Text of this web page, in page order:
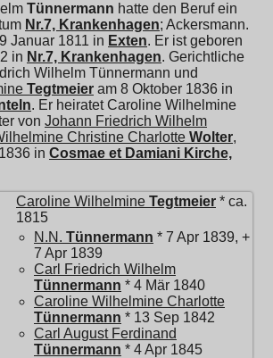
Tünnermann hatte den Beruf ein
Nr.7, Krankenhagen; Ackersmann.
Januar 1811 in Exten. Er ist geboren
in Nr.7, Krankenhagen. Gerichtliche
Wilhelm Tünnermann und
Tegtmeier am 8 Oktober 1836 in
. Er heiratetCaroline Wilhelmine
von Johann Friedrich Wilhelm
Christine Charlotte Wolter,
in Cosmae et Damiani Kirche,
Caroline Wilhelmine Tegtmeier * ca.
1815
N.N. Tünnermann * 7 Apr 1839, +
7 Apr 1839
Carl Friedrich Wilhelm
Tünnermann * 4 Mär 1840
Caroline Wilhelmine Charlotte
Tünnermann * 13 Sep 1842
Carl August Ferdinand
Tünnermann * 4 Apr 1845